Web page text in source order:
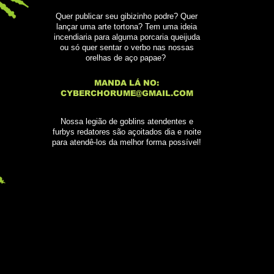
Quer publicar seu gibizinho podre? Quer
lançar uma arte tortona? Tem uma ideia
incendiaria para alguma porcaria queijuda
ou só quer sentar o verbo nas nossas
orelhas de aço papae?
MANDA LÁ NO:
CYBERCHORUME@GMAIL.COM
Nossa legião de goblins atendentes e
furbys redatores são açoitados dia e noite
para atendê-los da melhor forma possível!